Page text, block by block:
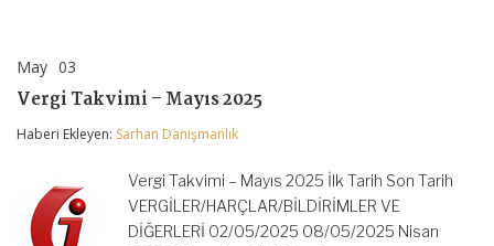
May 03
Takvimi
–
2025
Vergi Takvimi – Mayıs 2025
Haberi Ekleyen: Sarhan Danışmanlık
Vergi Takvimi – Mayıs 2025 İlk Tarih Son Tarih
VERGİLER/HARÇLAR/BİLDİRİMLER VE
DİĞERLERİ 02/05/2025 08/05/2025 Nisan